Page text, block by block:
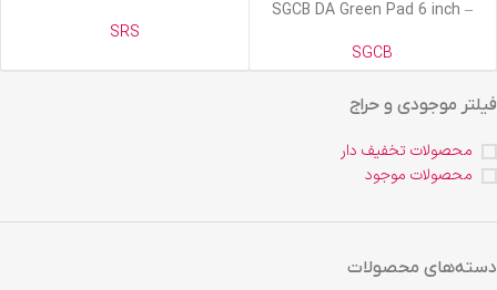
فیلتر موجودی و حراج
محصولات تخفیف دار
محصولات موجود
دسته‌های محصولات
– SGCB DA Green Pad 6 inch
SGCB
SRS